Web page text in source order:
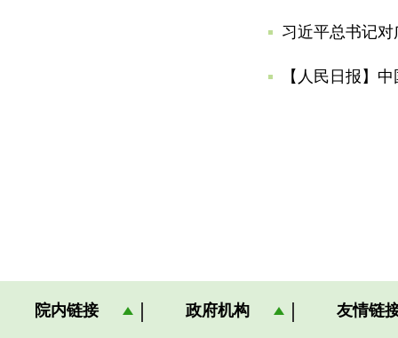
习近平总书记
【人民日报】
院内链接 政府机构 友情链